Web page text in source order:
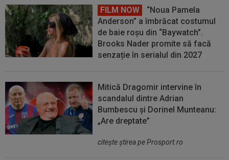
FILM NOW
“Noua Pamela
Anderson” a îmbrăcat costumul
de baie roșu din “Baywatch”.
Brooks Nader promite să facă
senzație în serialul din 2027
Mitică Dragomir intervine în
scandalul dintre Adrian
Bumbescu și Dorinel Munteanu:
„Are dreptate”
citeşte ştirea pe Prosport.ro